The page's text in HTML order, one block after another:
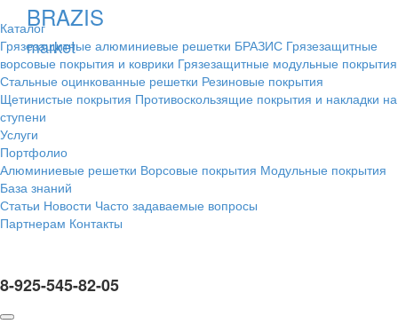
BRAZIS
market
Каталог
Грязезащитные алюминиевые решетки БРАЗИС Грязезащитные
ворсовые покрытия и коврики Грязезащитные модульные покрытия
Стальные оцинкованные решетки Резиновые покрытия
Щетинистые покрытия Противоскользящие покрытия и накладки на
ступени
Услуги
Портфолио
Алюминиевые решетки Ворсовые покрытия Модульные покрытия
База знаний
Статьи Новости Часто задаваемые вопросы
Партнерам Контакты
8-925-545-82-05